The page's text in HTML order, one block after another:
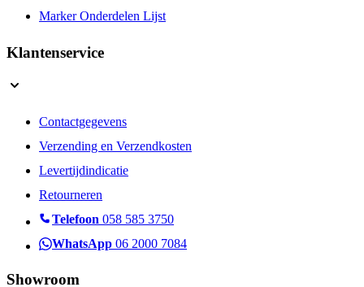
Marker Onderdelen Lijst
Klantenservice
Contactgegevens
Verzending en Verzendkosten
Levertijdindicatie
Retourneren
Telefoon 058 585 3750
WhatsApp 06 2000 7084
Showroom